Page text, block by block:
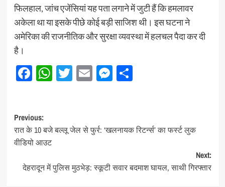
फिलहाल, जांच एजेंसियां यह पता लगाने में जुटी हैं कि हमलावर
अकेला था या इसके पीछे कोई बड़ी साजिश थी। इस घटना ने
अमेरिका की राजनीतिक और सुरक्षा व्यवस्था में हलचल पैदा कर दी
है।
Facebook
WhatsApp
Twitter
EmailMessenger
Share
Post
navigation
Previous:
रात के 10 बजे बल्लू जेल से फुर्र: ‘खलनायक रिटर्न्स’ का फर्स्ट लुक
वीडियो आउट
Next:
देहरादून में पुलिस मुठभेड़: स्कूटी सवार बदमाश घायल, साथी गिरफ्तार